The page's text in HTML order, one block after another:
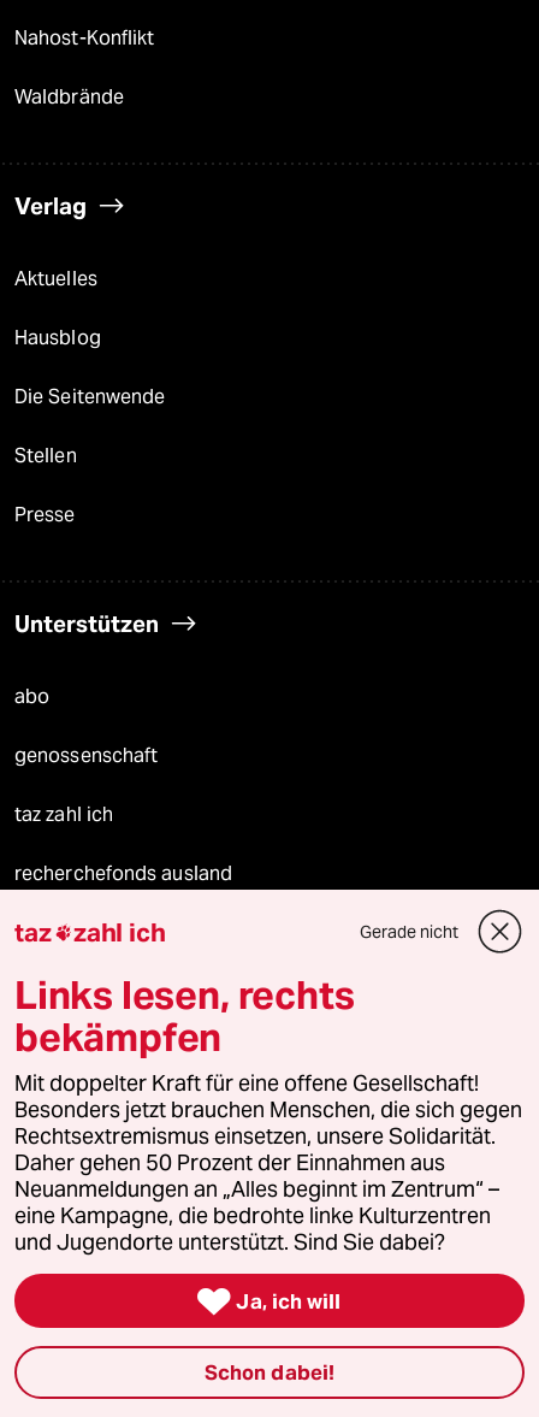
Nahost-Konflikt
Waldbrände
Verlag
Aktuelles
Hausblog
Die Seitenwende
Stellen
Presse
Unterstützen
abo
genossenschaft
taz zahl ich
recherchefonds ausland
panterstiftung
panterpreis 2026
Podcast
bundestalk
fernverbindung
klima update°
Mauerecho
taz zahl ich Gerade nicht
Links lesen, rechts
bekämpfen
Mit doppelter Kraft für eine offene Gesellschaft!
Besonders jetzt brauchen Menschen, die sich gegen
Rechtsextremismus einsetzen, unsere Solidarität.
Daher gehen 50 Prozent der Einnahmen aus
Neuanmeldungen an „Alles beginnt im Zentrum“ –
eine Kampagne, die bedrohte linke Kulturzentren
und Jugendorte unterstützt. Sind Sie dabei?
 Ja, ich will
Schon dabei!